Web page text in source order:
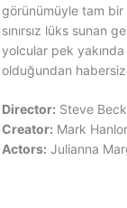
görünümüyle tam bir
sınırsız lüks sunan
yolcular pek
olduğundan
Director: Steve Beck
Creator: Mark
Actors: Julianna